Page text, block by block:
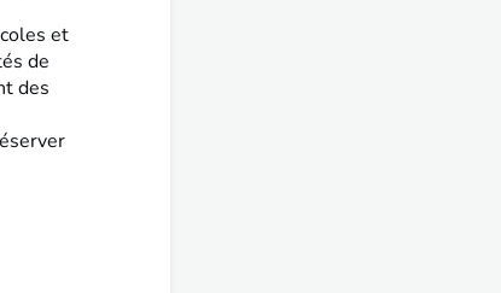
et
de
des